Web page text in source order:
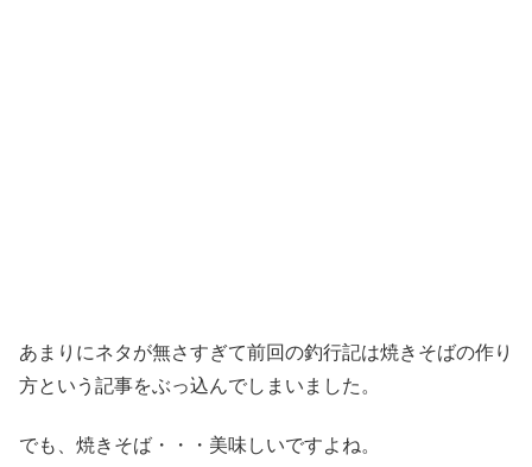
あまりにネタが無さすぎて前回の釣行記は焼きそばの作り
方という記事をぶっ込んでしまいました。
でも、焼きそば・・・美味しいですよね。